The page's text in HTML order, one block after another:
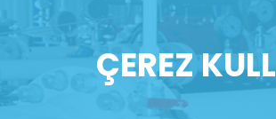
ÇEREZ